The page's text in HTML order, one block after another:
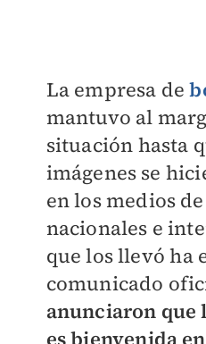
La empresa de
mantuvo al
situación hasta
imágenes se
en los medios
nacionales e
que los llevó ha
comunicado
anunciaron que
es bienvenida